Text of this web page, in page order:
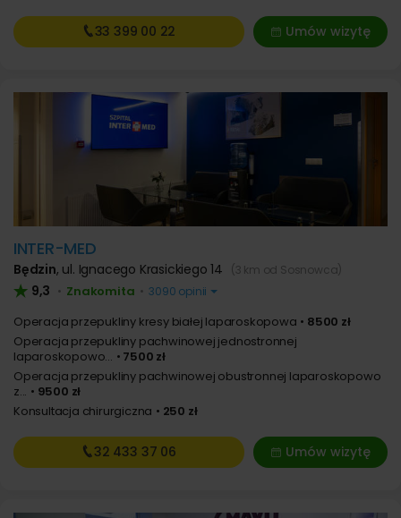
Umów wizytę
33 399 00 22
INTER-MED
Będzin, ul. Ignacego Krasickiego 14 (3 km od Sosnowca)
9,3 • Znakomita • 3090 opinii
Operacja przepukliny kresy białej laparoskopowa
8500 zł
Operacja przepukliny pachwinowej jednostronnej
laparoskopowo...
7500 zł
Operacja przepukliny pachwinowej obustronnej laparoskopowo
z...
9500 zł
Konsultacja chirurgiczna
250 zł
Umów wizytę
32 433 37 06